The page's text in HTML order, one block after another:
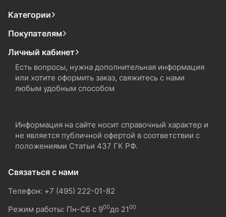
Категории
Покупателям
Личный кабинет
Есть вопросы, нужна дополнительная информация
или хотите оформить заказ, свяжитесь с нами
любым удобным способом
Информация на сайте носит справочный характер и
не является публичной офертой в соответствии с
положениями Статьи 437 ГК РФ.
Связаться с нами
Телефон: +7 (495) 222-01-82
Режим работы: Пн-Сб с 900до 2100